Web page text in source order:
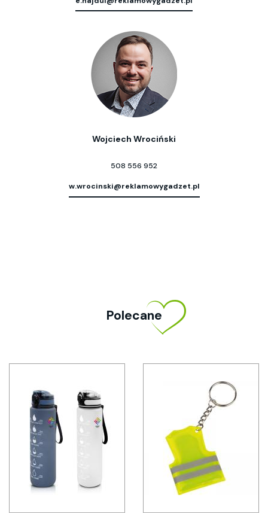
Wojciech Wrociński
508 556 952
w.wrocinski@reklamowygadzet.pl
Polecane